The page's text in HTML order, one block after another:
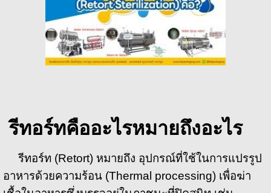
รีทอร์ทคืออะไรหมายถึงอะไร
รีทอร์ท (Retort) หมายถึง อุปกรณ์ที่ใช้ในการแปรรูป
อาหารด้วยความร้อน (Thermal processing) เพื่อฆ่า